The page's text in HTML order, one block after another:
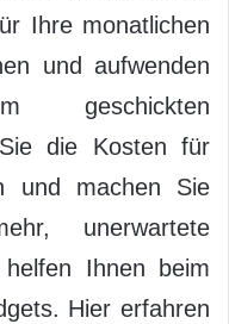
Ihre monatlichen
und aufwenden
geschickten
die Kosten für
und machen Sie
unerwartete
Ihnen beim
Hier erfahren